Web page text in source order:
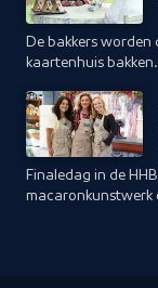
De bakkers worden
kaartenhuis
zijn creatie
Finaledag in de
macaronkunstwerk